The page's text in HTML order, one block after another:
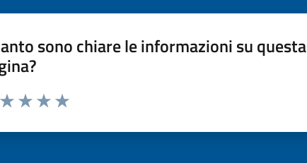
sono chiare le informazioni su questa
da 1 a 5 stelle la pagina